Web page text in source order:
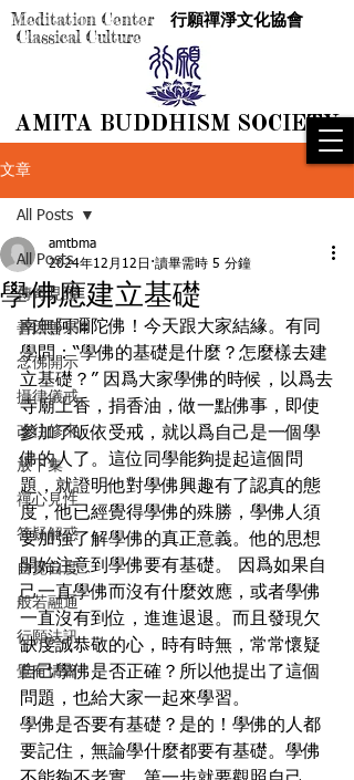
AMITA BUDDHISM SOCIETY
AMITA BUDDHISM SOCIETY
Meditation Center 行願禪淨文化協會
Classical Culture
文章
All Posts
傳奇見證
善因善果
念佛開示
攝律儀戒
改往修來
放下集
禪心見性
答疑解惑
自覺自度
般若融通
行願法訊
覺有情篇
All Posts
學佛應建立基礎
amtbma
2024年12月12日 讀畢需時 5 分鐘
南無阿彌陀佛！今天跟大家結緣。有同
學問：“學佛的基礎是什麼？怎麼樣去建
立基礎？” 因爲大家學佛的時候，以爲去
寺廟上香，捐香油，做一點佛事，即使
參加了皈依受戒，就以爲自己是一個學
佛的人了。這位同學能夠提起這個問
題，就證明他對學佛興趣有了認真的態
度，他已經覺得學佛的殊勝，學佛人須
要加強了解學佛的真正意義。他的思想
開始注意到學佛要有基礎。 因爲如果自
己一直學佛而沒有什麼效應，或者學佛
一直沒有到位，進進退退。而且發現欠
缺虔誠恭敬的心，時有時無，常常懷疑
自己學佛是否正確？所以他提出了這個
問題，也給大家一起來學習。
學佛是否要有基礎？是的！學佛的人都
要記住，無論學什麼都要有基礎。學佛